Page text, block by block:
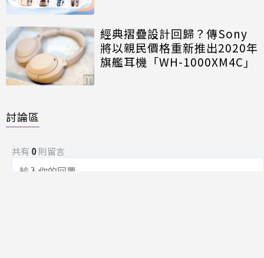
經典摺疊設計回歸？傳Sony
將以親民價格重新推出2020年
旗艦耳機「WH-1000XM4C」
討論區
共有 0則留言